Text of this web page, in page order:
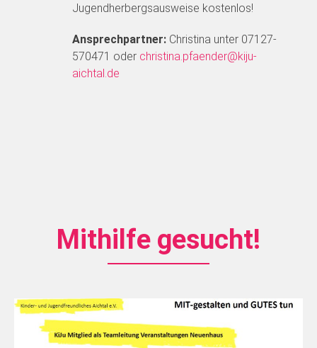
Jugendherbergsausweise kostenlos!
Ansprechpartner:Christina unter 07127-
570471 oder christina.pfaender@kiju-
aichtal.de
Mithilfe gesucht!